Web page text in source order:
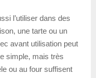
l’utiliser dans des
une tarte ou un
avant utilisation peut
simple, mais très
ou au four suffisent